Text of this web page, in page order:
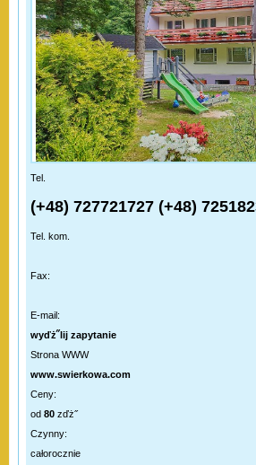
Tel.
(+48) 727721727 (+48)
Tel. kom.
Fax:
E-mail:
wyďż˝lij zapytanie
Strona WWW
www.swierkowa.com
Ceny:
od 80 zďż˝
Czynny:
całorocznie